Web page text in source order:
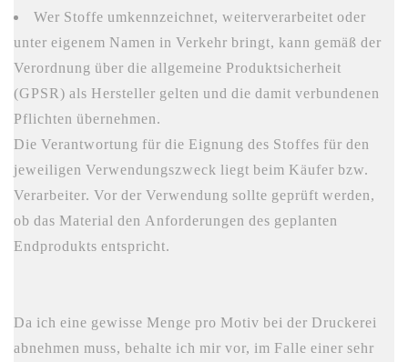
Wer Stoffe umkennzeichnet, weiterverarbeitet oder
unter eigenem Namen in Verkehr bringt, kann gemäß der
Verordnung über die allgemeine Produktsicherheit
(GPSR) als Hersteller gelten und die damit verbundenen
Pflichten übernehmen.
Die Verantwortung für die Eignung des Stoffes für den
jeweiligen Verwendungszweck liegt beim Käufer bzw.
Verarbeiter. Vor der Verwendung sollte geprüft werden,
ob das Material den Anforderungen des geplanten
Endprodukts entspricht.
Da ich eine gewisse Menge pro Motiv bei der Druckerei
abnehmen muss, behalte ich mir vor, im Falle einer sehr